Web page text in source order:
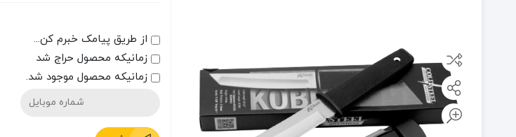
از طریق پیامک خبرم کن...
زمانیکه محصول حراج شد
زمانیکه محصول موجود شد.